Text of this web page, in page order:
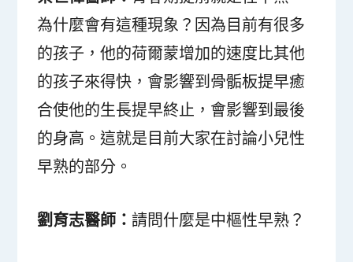
為什麼會有這種現象？因為目前有很多
的孩子，他的荷爾蒙增加的速度比其他
的孩子來得快，會影響到骨骺板提早癒
合使他的生長提早終止，會影響到最後
的身高。這就是目前大家在討論小兒性
早熟的部分。
劉育志醫師：請問什麼是中樞性早熟？